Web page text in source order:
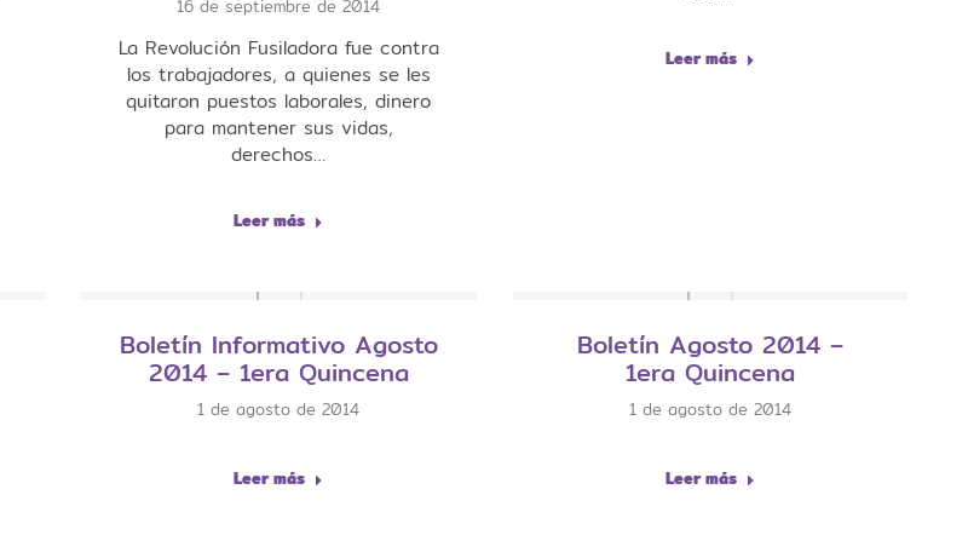
16 de septiembre de 2014
La Revolución Fusiladora fue contra
los trabajadores, a quienes se les
quitaron puestos laborales, dinero
para mantener sus vidas,
derechos…
Leer más
Leer más
Boletín Informativo Agosto
2014 – 1era Quincena
1 de agosto de 2014
Leer más
Boletín Agosto 2014 –
1era Quincena
1 de agosto de 2014
Leer más